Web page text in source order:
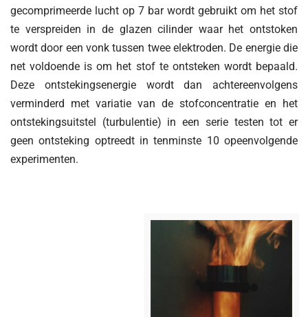
gecomprimeerde lucht op 7 bar wordt gebruikt om het stof
te verspreiden in de glazen cilinder waar het ontstoken
wordt door een vonk tussen twee elektroden. De energie die
net voldoende is om het stof te ontsteken wordt bepaald.
Deze ontstekingsenergie wordt dan achtereenvolgens
verminderd met variatie van de stofconcentratie en het
ontstekingsuitstel (turbulentie) in een serie testen tot er
geen ontsteking optreedt in tenminste 10 opeenvolgende
experimenten.